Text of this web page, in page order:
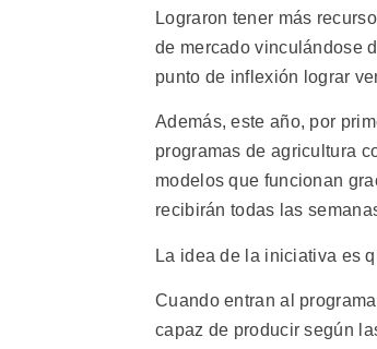
Lograron tener más
de mercado vinculándose
punto de inflexión lograr
Además, este año, por
programas de agricultura
modelos que funcionan
recibirán todas las
La idea de la iniciativa es
Cuando entran al
capaz de producir según